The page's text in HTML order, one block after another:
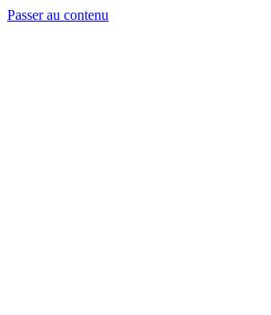
Passer au contenu